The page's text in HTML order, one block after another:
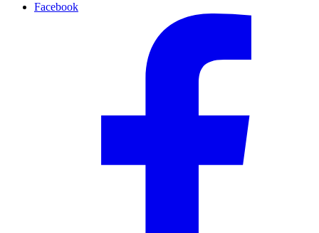
Facebook